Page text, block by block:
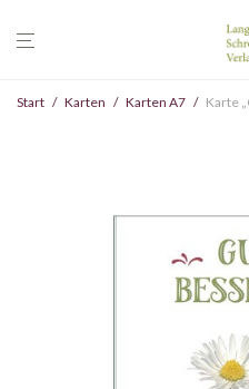
Start / Karten / Karten A7 / Karte